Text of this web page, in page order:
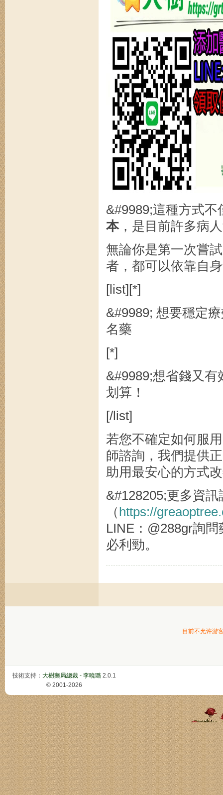
&#9989;這種方式
本，是目前許多病
無論你是第一次嘗
者，都可以依靠自
[list][*]
&#9989; 想要穩定
名藥
[*]
&#9989;想省錢又
划算！
[/list]
若您不確定如何服
師諮詢，我們提供
助用最安心的方式
&#128205;更多資
（ https://
LINE：@288gr詢
必利勁。
目前不允许游
技術支持： 大樹藥局總裁 - 李曉璐 2.0.1
© 2001-2026